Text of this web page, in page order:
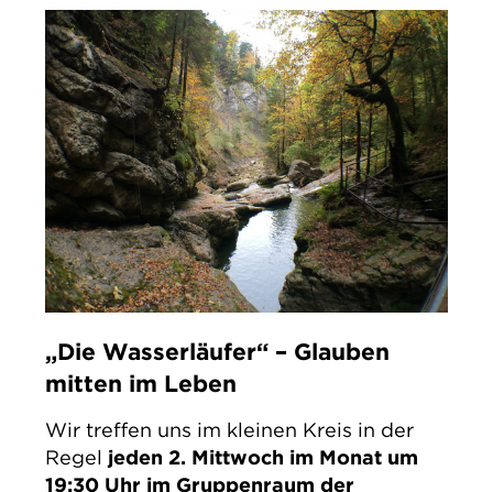
„Die Wasserläufer“ – Glauben
mitten im Leben
Wir treffen uns im kleinen Kreis in der
Regel jeden 2. Mittwoch im Monat um
19:30 Uhr im Gruppenraum der